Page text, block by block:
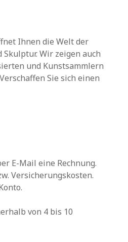
Ihnen die Welt der
Wir zeigen auch
und Kunstsammlern
Sie sich einen
E-Mail eine Rechnung.
Versicherungskosten.
von 4 bis 10